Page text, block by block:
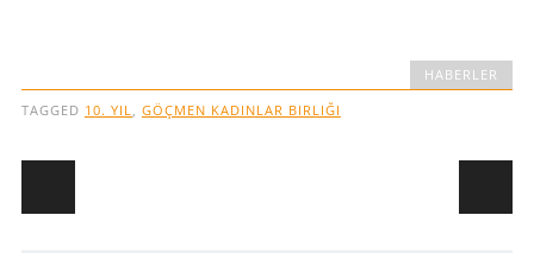
HABERLER
TAGGED 10. YIL GÖÇMEN KADINLAR BIRLIĞI